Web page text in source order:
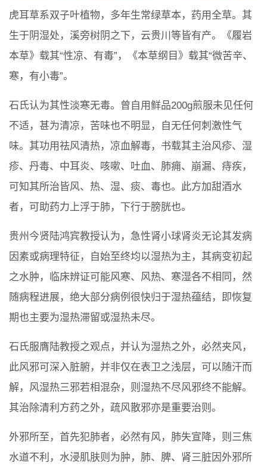
虎耳草系双子叶植物，多年生常绿草本，药用全草。其
生于阴湿处，溪旁树阴之下，云贵川等皆有产。《履岩
本草》载其“性凉、有毒”，《本草纲目》载其“微苦辛、
寒，有小毒”。
石氏认为其性淡寒无毒。曾自用鲜品200g煎服未见任何
不适，甚为清凉，苦味也不明显，自无任何刺激性气
味。其功用祛风清热，凉血解毒，书载其主治风疹、湿
疹、丹毒、中耳炎、咳嗽、吐血、肺痈、崩漏、痔疾，
可知其所治皆风、热、湿、痰、毒也。此方加甜酒水
者，可助药力上浮于肺，下行于膀胱也。
贵州今贤陆鸿宾教授认为，急性肾小球肾炎无论其发病
因素或病理特征，自始至终均以湿热为主，其病变初起
之水肿，临床辨证可能风寒、风热、寒湿各不相同，然
随病程进展，绝大部分病例很快归于湿热蕴结，即恢复
期也主要为湿热滞留或湿热未尽。
石氏服膺陆教授之观点，并认为湿热之外，必然夹风，
此风邪可深入脏腑，并非仅在表卫之浅层，可以随汗而
解，风湿热三邪若相混杂，则湿热不尽风邪终不能解。
其治除清利方药之外，疏风散邪亦是重要治则。
外邪所至，首先犯肺者，必然有风，肺失宣降，则三焦
水道不利，水浸肌肤则为肿，肺、脾、肾三脏因外邪所